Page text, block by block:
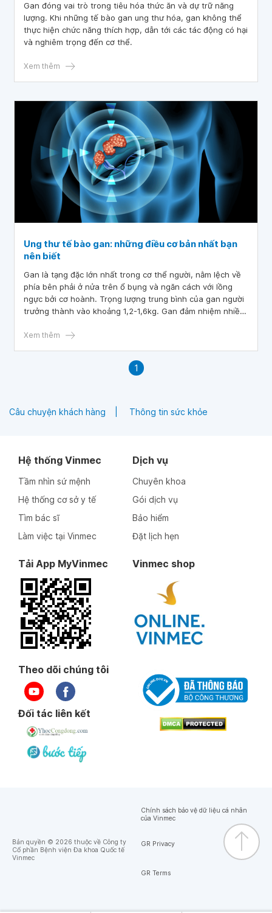
Gan đóng vai trò trong tiêu hóa thức ăn và dự trữ năng
lượng. Khi những tế bào gan ung thư hóa, gan không thể
thực hiện chức năng thích hợp, dẫn tới các tác động có hại
và nghiêm trọng đến cơ thể.
Xem thêm
Ung thư tế bào gan: những điều cơ bản nhất bạn
nên biết
Gan là tạng đặc lớn nhất trong cơ thể người, nằm lệch về
phía bên phải ở nửa trên ổ bụng và ngăn cách với lồng
ngực bởi cơ hoành. Trọng lượng trung bình của gan người
trưởng thành vào khoảng 1,2-1,6kg. Gan đảm nhiệm nhiều
Xem thêm
1
Câu chuyện khách hàng Thông tin sức khỏe
Hệ thống Vinmec
Tầm nhìn sứ mệnh
Hệ thống cơ sở y tế
Tìm bác sĩ
Làm việc tại Vinmec
Dịch vụ
Chuyên khoa
Gói dịch vụ
Bảo hiểm
Đặt lịch hẹn
Tải App MyVinmec Vinmec shop
Theo dõi chúng tôi
Đối tác liên kết
Bản quyền © 2026 thuộc về Công ty
Cổ phần Bệnh viện Đa khoa Quốc tế
Vinmec
Chính sách bảo vệ dữ liệu cá nhân
của Vinmec
GR Privacy
GR Terms